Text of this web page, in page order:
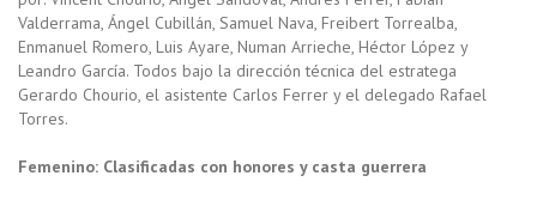
Valderrama, Ángel Cubillán, Samuel Nava, Freibert Torrealba,
Enmanuel Romero, Luis Ayare, Numan Arrieche, Héctor López y
Leandro García. Todos bajo la dirección técnica del estratega
Gerardo Chourio, el asistente Carlos Ferrer y el delegado Rafael
Torres.
Femenino: Clasificadas con honores y casta guerrera